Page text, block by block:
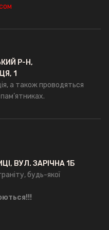
Р-Н,
1
а також проводяться
ВУЛ. ЗАРІЧНА 1Б
будь-якої